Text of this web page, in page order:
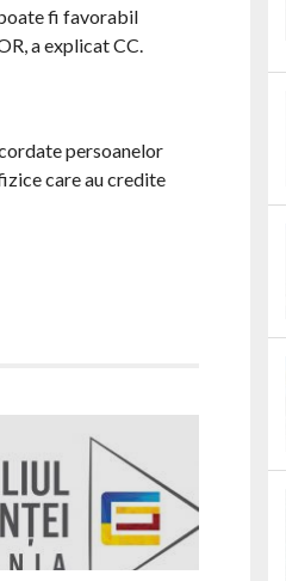
fi favorabil
a explicat CC.
persoanelor
care au credite